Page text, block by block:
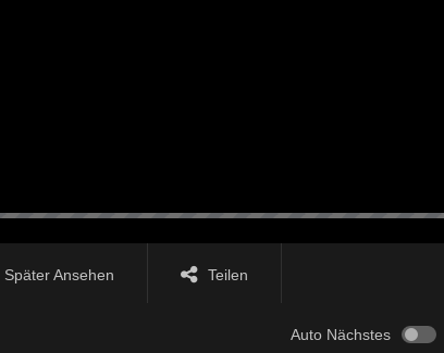
Später Ansehen Teilen
Auto Nächstes